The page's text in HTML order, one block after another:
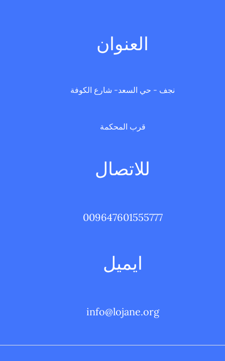
العنوان
نجف - حي السعد- شارع الكوفة
قرب المحكمة
للاتصال
009647601555777
ايميل
info@lojane.org